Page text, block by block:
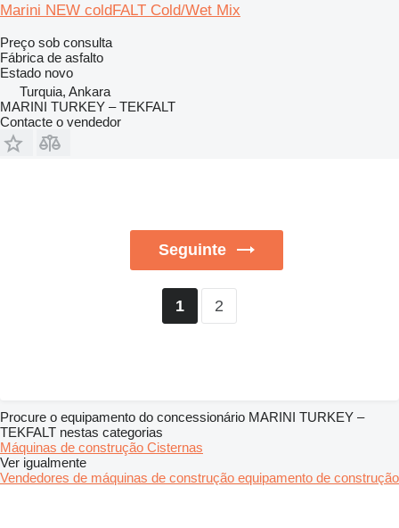
Marini NEW coldFALT Cold/Wet Mix
Preço sob consulta
Fábrica de asfalto
Estado novo
Turquia, Ankara
MARINI TURKEY – TEKFALT
Contacte o vendedor
Seguinte
1 2
Procure o equipamento do concessionário MARINI TURKEY –
TEKFALT nestas categorias
Máquinas de construção Cisternas
Ver igualmente
Vendedores de máquinas de construção equipamento de construção